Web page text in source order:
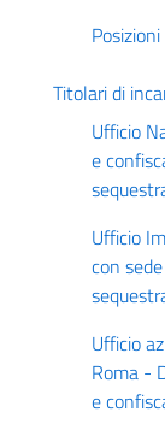
Titolari di
Ufficio
e
Ufficio
con
Ufficio
Roma -
e